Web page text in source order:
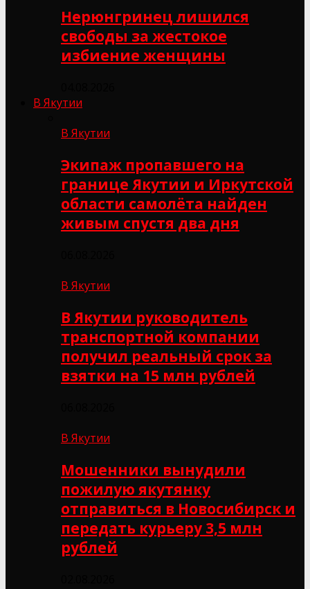
Нерюнгринец лишился
свободы за жестокое
избиение женщины
В Якутии
В Якутии
Экипаж пропавшего на
границе Якутии и Иркутской
области самолёта найден
живым спустя два дня
В Якутии
В Якутии руководитель
транспортной компании
получил реальный срок за
взятки на 15 млн рублей
В Якутии
Мошенники вынудили
пожилую якутянку
отправиться в Новосибирск и
передать курьеру 3,5 млн
рублей